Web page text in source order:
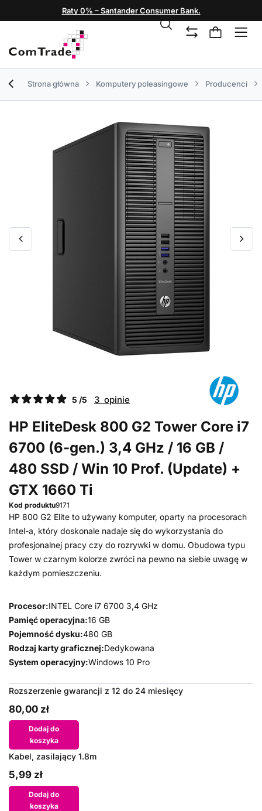
Raty 0% – Santander Consumer Bank.
Strona główna Komputery poleasingowe Producenci
5 /5 3 opinie
HP EliteDesk 800 G2 Tower Core i7
6700 (6-gen.) 3,4 GHz / 16 GB /
480 SSD / Win 10 Prof. (Update) +
GTX 1660 Ti
Kod produktu9171
HP 800 G2 Elite to używany komputer, oparty na procesorach
Intel-a, który doskonale nadaje się do wykorzystania do
profesjonalnej pracy czy do rozrywki w domu. Obudowa typu
Tower w czarnym kolorze zwróci na pewno na siebie uwagę w
każdym pomieszczeniu.
Procesor:INTEL Core i7 6700 3,4 GHz
Pamięć operacyjna:16 GB
Pojemność dysku:480 GB
Rodzaj karty graficznej:Dedykowana
System operacyjny:Windows 10 Pro
Rozszerzenie gwarancji z 12 do 24 miesięcy
80,00 zł
Dodaj do
koszyka
Kabel, zasilający 1.8m
5,99 zł
Dodaj do
koszyka